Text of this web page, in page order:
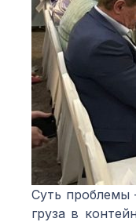
Суть проблемы
груза в